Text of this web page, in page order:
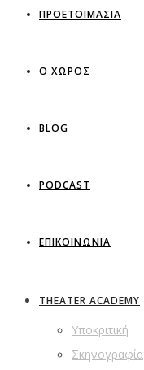
ΠΡΟΕΤΟΙΜΑΣΙΑ
Ο ΧΩΡΟΣ
BLOG
PODCAST
ΕΠΙΚΟΙΝΩΝΙΑ
THEATER ACADEMY
Υποκριτική
Σκηνογραφία